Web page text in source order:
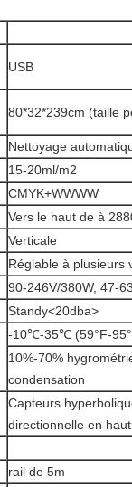
USB
80*32*239cm (taille
Nettoyage
15-20ml/m2
CMYK+WWWW
Vers le haut de à
Verticale
Réglable à plusieurs
90-246V/380W, 47-
Standy<20dba>
-10℃-35℃ (59°F-
10%-70%
condensation
Capteurs
directionnelle en
rail de 5m